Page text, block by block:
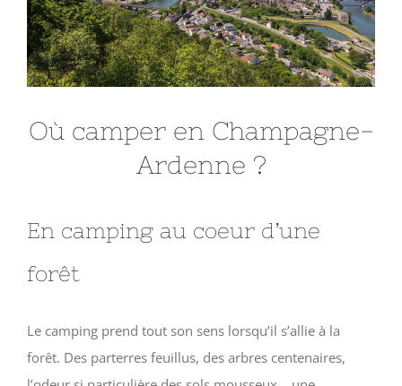
Où camper en Champagne-
Ardenne ?
En camping au coeur d’une
forêt
Le camping prend tout son sens lorsqu’il s’allie à la
forêt. Des parterres feuillus, des arbres centenaires,